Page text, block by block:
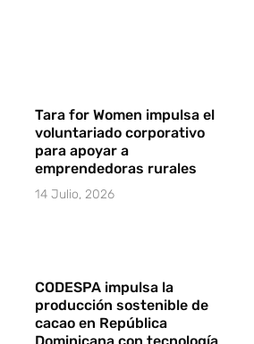
Tara for Women impulsa el
voluntariado corporativo
para apoyar a
emprendedoras rurales
14 Julio, 2026
CODESPA impulsa la
producción sostenible de
cacao en República